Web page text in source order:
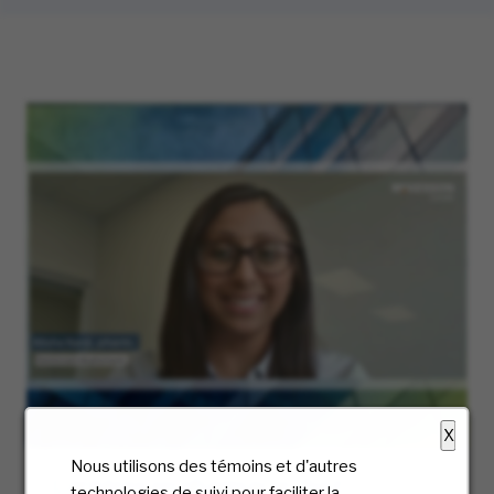
X
Nous utilisons des témoins et d'autres
Carrières en pharmacie chez